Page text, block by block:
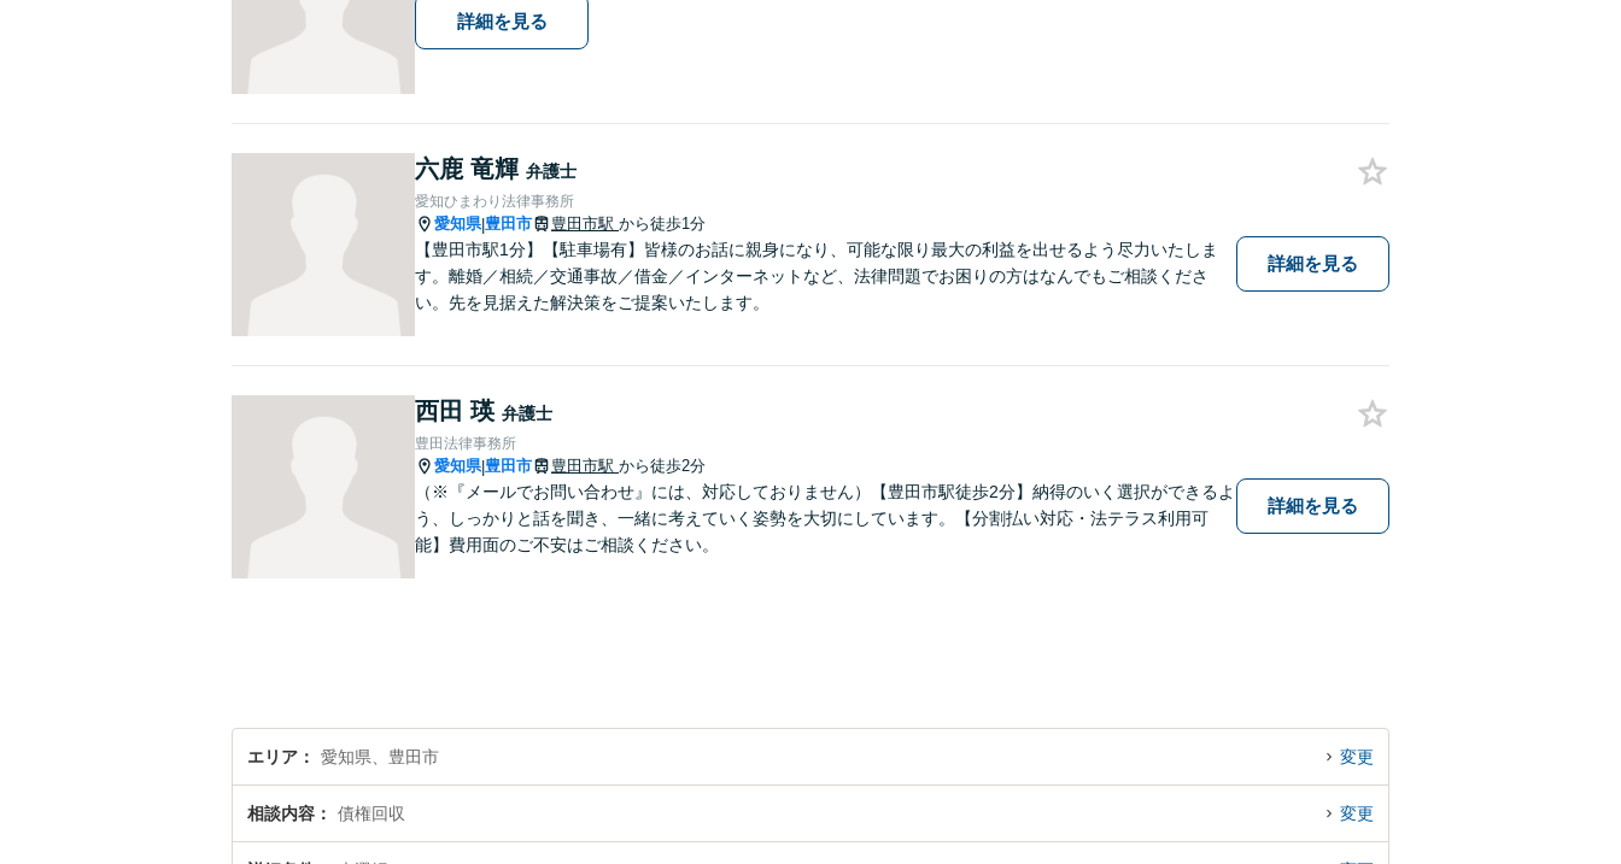
詳細を見る
六鹿 竜輝 弁護士
愛知ひまわり法律事務所
愛知県|豊田市 豊田市駅 から徒歩1分
【豊田市駅1分】【駐車場有】皆様のお話に親身になり、可能な限り最大の利益を出せるよう尽力いたしま
す。離婚／相続／交通事故／借金／インターネットなど、法律問題でお困りの方はなんでもご相談くださ
い。先を見据えた解決策をご提案いたします。
詳細を見る
西田 瑛 弁護士
豊田法律事務所
愛知県|豊田市 豊田市駅 から徒歩2分
（※『メールでお問い合わせ』には、対応しておりません）【豊田市駅徒歩2分】納得のいく選択ができるよ
う、しっかりと話を聞き、一緒に考えていく姿勢を大切にしています。【分割払い対応・法テラス利用可
能】費用面のご不安はご相談ください。
詳細を見る
エリア 愛知県、豊田市 変更
相談内容 債権回収 変更